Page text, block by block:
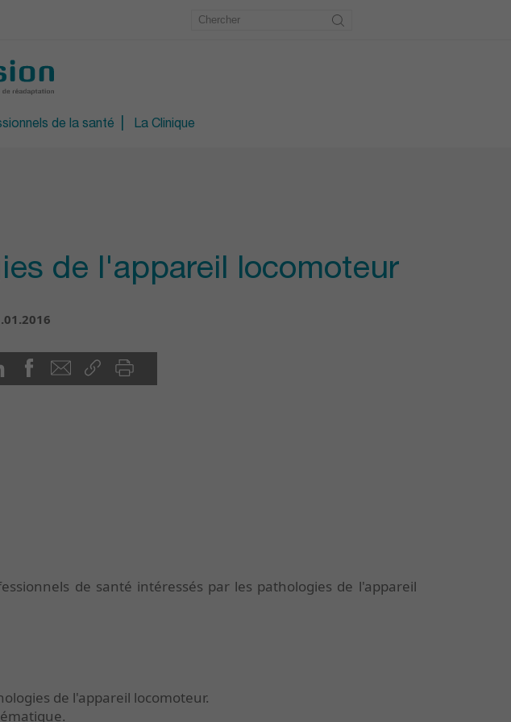
Orthopédie technique
Orthopédie technique du pied
de la santé La Clinique
de l'appareil locomoteur
de santé intéressés par les pathologies de l'appareil
de l'appareil locomoteur.